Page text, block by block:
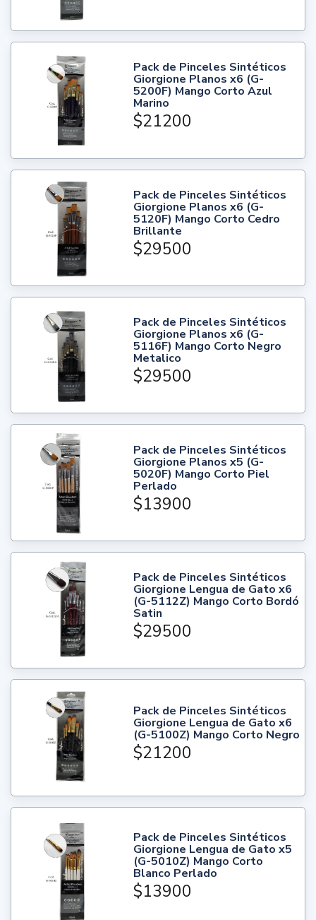
Pack de Pinceles Sintéticos
Giorgione Planos x6 (G-
5200F) Mango Corto Azul
Marino
$21200
Pack de Pinceles Sintéticos
Giorgione Planos x6 (G-
5120F) Mango Corto Cedro
Brillante
$29500
Pack de Pinceles Sintéticos
Giorgione Planos x6 (G-
5116F) Mango Corto Negro
Metalico
$29500
Pack de Pinceles Sintéticos
Giorgione Planos x5 (G-
5020F) Mango Corto Piel
Perlado
$13900
Pack de Pinceles Sintéticos
Giorgione Lengua de Gato x6
(G-5112Z) Mango Corto Bordó
Satin
$29500
Pack de Pinceles Sintéticos
Giorgione Lengua de Gato x6
(G-5100Z) Mango Corto Negro
$21200
Pack de Pinceles Sintéticos
Giorgione Lengua de Gato x5
(G-5010Z) Mango Corto
Blanco Perlado
$13900